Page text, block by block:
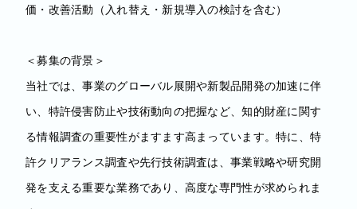
価・改善活動（入れ替え・新規導入の検討を含む）
＜募集の背景＞
当社では、事業のグローバル展開や新製品開発の加速に伴
い、特許侵害防止や技術動向の把握など、知的財産に関す
る情報調査の重要性がますます高まっています。特に、特
許クリアランス調査や先行技術調査は、事業戦略や研究開
発を支える重要な業務であり、高度な専門性が求められま